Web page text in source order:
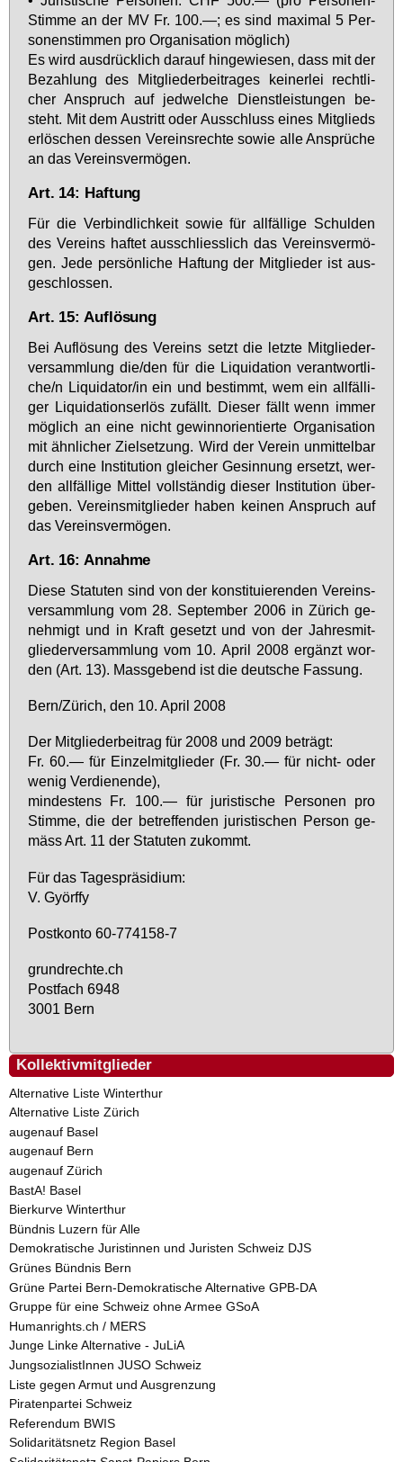
Stim­me an der MV Fr. 100.—; es sind ma­xi­mal 5 Per­
so­nen­stim­men pro Or­ga­ni­sa­ti­on mög­lich)
Es wird aus­drück­lich dar­auf hin­ge­wie­sen, dass mit der
Be­zah­lung des Mit­glie­der­bei­tra­ges kei­ner­lei recht­li­
cher An­spruch auf jed­wel­che Dienst­leis­tun­gen be­
steht. Mit dem Aus­tritt oder Aus­schluss ei­nes Mit­glieds
er­lö­schen des­sen Ver­eins­rech­te so­wie al­le An­sprü­che
an das Ver­eins­ver­mö­gen.
Art. 14: Haftung
Für die Ver­bind­lich­keit so­wie für all­fäl­li­ge Schul­den
des Ver­eins haf­tet aus­schliess­lich das Ver­eins­ver­mö­
gen. Je­de per­sön­li­che Haf­tung der Mit­glie­der ist aus­
ge­schlos­sen.
Art. 15: Auflösung
Bei Auf­lö­sung des Ver­eins setzt die letz­te Mit­glie­der­
ver­samm­lung die/den für die Li­qui­da­ti­on ver­ant­wort­li­
che/n Li­qui­da­tor/in ein und be­stimmt, wem ein all­fäl­li­
ger Li­qui­da­ti­ons­er­lös zu­fällt. Die­ser fällt wenn im­mer
mög­lich an ei­ne nicht ge­winn­ori­en­tier­te Or­ga­ni­sa­ti­on
mit ähn­li­cher Ziel­set­zung. Wird der Ver­ein un­mit­tel­bar
durch ei­ne In­sti­tu­ti­on glei­cher Ge­sin­nung er­setzt, wer­
den all­fäl­li­ge Mit­tel voll­stän­dig die­ser In­sti­tu­ti­on über­
ge­ben. Ver­eins­mit­glie­der ha­ben kei­nen An­spruch auf
das Ver­eins­ver­mö­gen.
Art. 16: Annahme
Die­se Sta­tu­ten sind von der kon­sti­tu­ie­ren­den Ver­eins­
ver­samm­lung vom 28. Sep­tem­ber 2006 in Zü­rich ge­
neh­migt und in Kraft ge­setzt und von der Jah­res­mit­
glie­der­ver­samm­lung vom 10. April 2008 er­gänzt wor­
den (Art. 13). Mass­ge­bend ist die deut­sche Fas­sung.
Bern/Zü­rich, den 10. April 2008
Der Mit­glie­der­bei­trag für 2008 und 2009 be­trägt:
Fr. 60.— für Ein­zel­mit­glie­der (Fr. 30.— für nicht- oder
we­nig Ver­die­nen­de),
min­des­tens Fr. 100.— für ju­ris­ti­sche Per­so­nen pro
Stim­me, die der be­tref­fen­den ju­ris­ti­schen Per­son ge­
mäss Art. 11 der Sta­tu­ten zu­kommt.
Für das Ta­ges­prä­si­di­um:
V. Györf­fy
Post­kon­to 60-774158-7
grund­rech­te.ch
Post­fach 6948
3001 Bern
Kollektivmitglieder
Alternative Liste Winterthur
Alternative Liste Zürich
augenauf Basel
augenauf Bern
augenauf Zürich
BastA! Basel
Bierkurve Winterthur
Bündnis Luzern für Alle
Demokratische Juristinnen und Juristen Schweiz DJS
Grünes Bündnis Bern
Grüne Partei Bern-Demokratische Alternative GPB-DA
Gruppe für eine Schweiz ohne Armee GSoA
Humanrights.ch / MERS
Junge Linke Alternative - JuLiA
JungsozialistInnen JUSO Schweiz
Liste gegen Armut und Ausgrenzung
Piratenpartei Schweiz
Referendum BWIS
Solidaritätsnetz Region Basel